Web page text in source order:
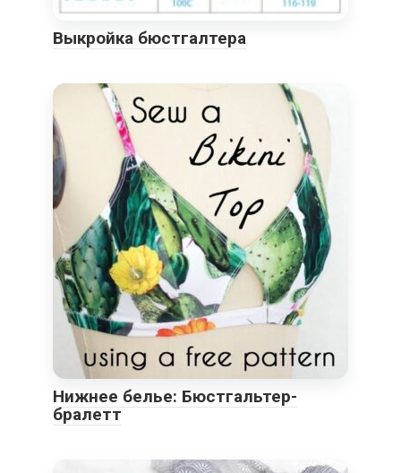
Выкройка бюстгалтера
Нижнее белье: Бюстгальтер-
бралетт